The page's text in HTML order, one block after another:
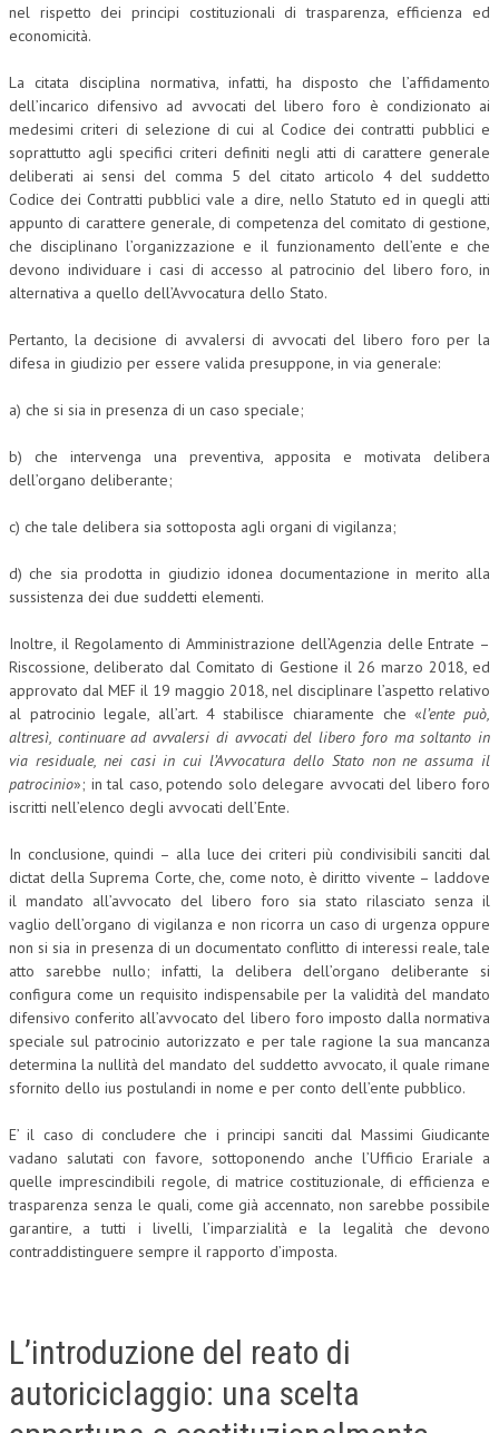
CFC E PARADISI FISCALI
PRASSI
AMMINISTRATIVA
TRIBUTARIA
GIURISPRUDENZA
EUROPEA
COSTITUZIONALE
CIVILE
PENALE
NEWS
PUBBLICAZIONI
BOLLETTINO FINANZIAMENTI
TELEGRAM
DOCUMENTI
MANUALI E MONOGRAFIE
MATERIALE DIDATTICO
nel rispetto dei principi costituzionali di trasparenza, efficienza ed
economicità.
La citata disciplina normativa, infatti, ha disposto che l’affidamento
dell’incarico difensivo ad avvocati del libero foro è condizionato ai
medesimi criteri di selezione di cui al Codice dei contratti pubblici e
soprattutto agli specifici criteri definiti negli atti di carattere generale
deliberati ai sensi del comma 5 del citato articolo 4 del suddetto
Codice dei Contratti pubblici vale a dire, nello Statuto ed in quegli atti
appunto di carattere generale, di competenza del comitato di gestione,
che disciplinano l’organizzazione e il funzionamento dell’ente e che
devono individuare i casi di accesso al patrocinio del libero foro, in
alternativa a quello dell’Avvocatura dello Stato.
Pertanto, la decisione di avvalersi di avvocati del libero foro per la
difesa in giudizio per essere valida presuppone, in via generale:
a) che si sia in presenza di un caso speciale;
b) che intervenga una preventiva, apposita e motivata delibera
dell’organo deliberante;
c) che tale delibera sia sottoposta agli organi di vigilanza;
d) che sia prodotta in giudizio idonea documentazione in merito alla
sussistenza dei due suddetti elementi.
Inoltre, il Regolamento di Amministrazione dell’Agenzia delle Entrate –
Riscossione, deliberato dal Comitato di Gestione il 26 marzo 2018, ed
approvato dal MEF il 19 maggio 2018, nel disciplinare l’aspetto relativo
al patrocinio legale, all’art. 4 stabilisce chiaramente che «l’ente può,
altresì, continuare ad avvalersi di avvocati del libero foro ma soltanto in
via residuale, nei casi in cui l’Avvocatura dello Stato non ne assuma il
patrocinio»; in tal caso, potendo solo delegare avvocati del libero foro
iscritti nell’elenco degli avvocati dell’Ente.
In conclusione, quindi – alla luce dei criteri più condivisibili sanciti dal
dictat della Suprema Corte, che, come noto, è diritto vivente – laddove
il mandato all’avvocato del libero foro sia stato rilasciato senza il
vaglio dell’organo di vigilanza e non ricorra un caso di urgenza oppure
non si sia in presenza di un documentato conflitto di interessi reale, tale
atto sarebbe nullo; infatti, la delibera dell’organo deliberante si
configura come un requisito indispensabile per la validità del mandato
difensivo conferito all’avvocato del libero foro imposto dalla normativa
speciale sul patrocinio autorizzato e per tale ragione la sua mancanza
determina la nullità del mandato del suddetto avvocato, il quale rimane
sfornito dello ius postulandi in nome e per conto dell’ente pubblico.
E’ il caso di concludere che i principi sanciti dal Massimi Giudicante
vadano salutati con favore, sottoponendo anche l’Ufficio Erariale a
quelle imprescindibili regole, di matrice costituzionale, di efficienza e
trasparenza senza le quali, come già accennato, non sarebbe possibile
garantire, a tutti i livelli, l’imparzialità e la legalità che devono
contraddistinguere sempre il rapporto d’imposta.
L’introduzione del reato di
autoriciclaggio: una scelta